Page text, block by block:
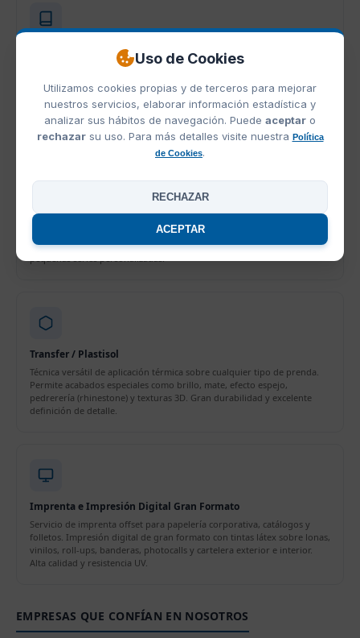
Uso de Cookies
Utilizamos cookies propias y de terceros para mejorar
nuestros servicios, elaborar información estadística y
analizar sus hábitos de navegación. Puede aceptar o
rechazarsu uso. Para más detalles visite nuestra Política
de Cookies.
RECHAZAR
ACEPTAR
Acabado premium cosido directamente sobre la prenda con hilo de alta
distinción. Ideal para polos, camisas, gorras y ropa laboral con
logotipos de empresa.
Corte y aplicación de vinilo textil mediante plotter y prensa de calor.
Amplia gama de colores, acabados metalizados, fluorescentes y
reflectantes. Perfecto para nombres, dorsales, numeraciones y
Transfer / Plastisol
Técnica versátil de aplicación térmica sobre cualquier tipo de prenda.
Permite acabados especiales como brillo, mate, efecto espejo,
pedrerería (rhinestone) y texturas 3D. Gran durabilidad y excelente
definición de detalle.
Imprenta e Impresión Digital Gran Formato
Servicio de imprenta offset para papelería corporativa, catálogos y
folletos. Impresión digital de gran formato con tintas látex sobre lonas,
vinilos, roll-ups, banderas, photocalls y cartelera exterior e interior.
Alta calidad y resistencia UV.
EMPRESAS QUE CONFÍAN EN NOSOTROS